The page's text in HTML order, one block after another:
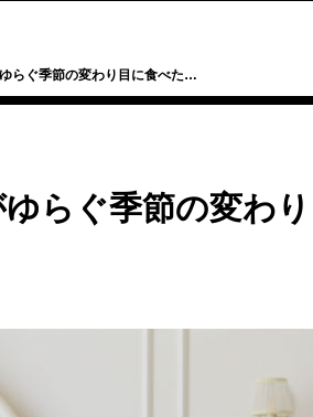
らぐ季節の変わり目に食べた…
らぐ季節の変わ